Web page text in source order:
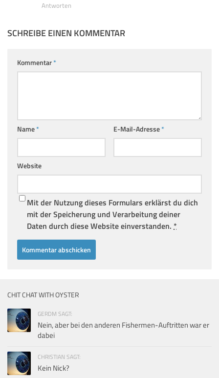
Antworten
SCHREIBE EINEN KOMMENTAR
Kommentar*
Name* E-Mail-Adresse*
Website
Mit der Nutzung dieses Formulars erklärst du dich
mit der Speicherung und Verarbeitung deiner
Daten durch diese Website einverstanden. *
CHIT CHAT WITH OYSTER
GERDM SAGT:
Nein, aber bei den anderen Fishermen-Auftritten war er
dabei
CHRISTIAN SAGT:
Kein Nick?